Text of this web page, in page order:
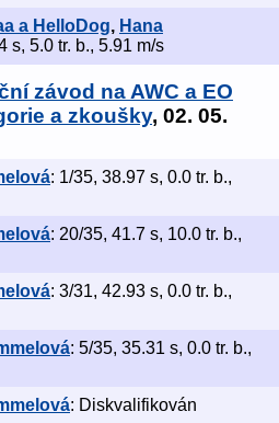
a HelloDog, Hana
s, 5.0 tr. b., 5.91 m/s
závod na AWC a EO
a zkoušky, 02. 05.
: 1/35, 38.97 s, 0.0 tr. b.,
: 20/35, 41.7 s, 10.0 tr. b.,
: 3/31, 42.93 s, 0.0 tr. b.,
: 5/35, 35.31 s, 0.0 tr. b.,
: Diskvalifikován